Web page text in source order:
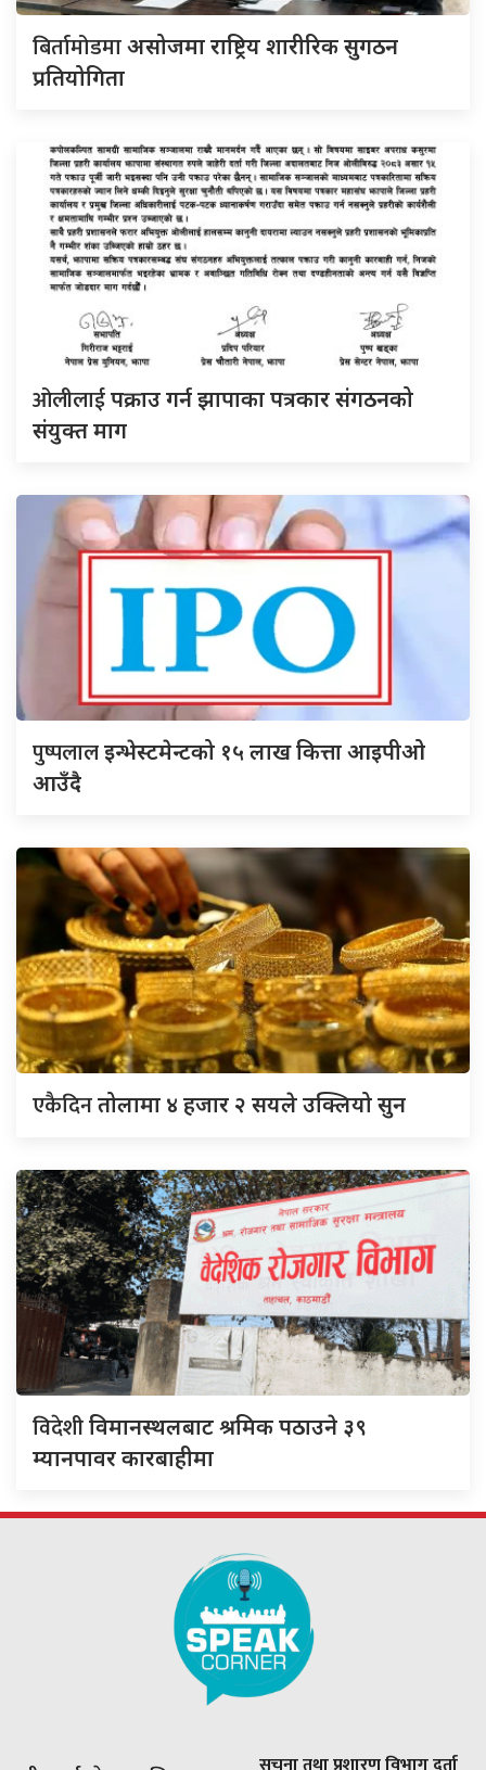
बिर्तामोडमाअसोजमा राष्ट्रिय शारीरिक सुगठन
प्रतियोगिता
ओलीलाईपक्राउ गर्न झापाका पत्रकार संगठनको
संयुक्त माग
पुष्पलालइन्भेस्टमेन्टको १५ लाख कित्ता आइपीओ
आउँदै
एकैदिनतोलामा ४ हजार २ सयले उक्लियो सुन
विदेशीविमानस्थलबाट श्रमिक पठाउने ३९
म्यानपावर कारबाहीमा